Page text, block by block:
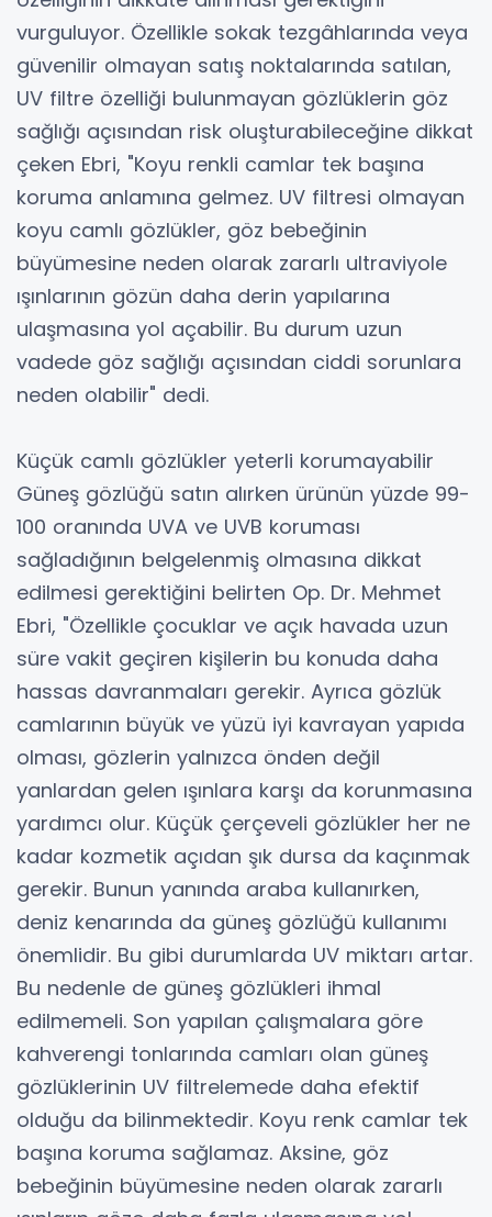
vurguluyor. Özellikle sokak tezgâhlarında veya
güvenilir olmayan satış noktalarında satılan,
UV filtre özelliği bulunmayan gözlüklerin göz
sağlığı açısından risk oluşturabileceğine dikkat
çeken Ebri, "Koyu renkli camlar tek başına
koruma anlamına gelmez. UV filtresi olmayan
koyu camlı gözlükler, göz bebeğinin
büyümesine neden olarak zararlı ultraviyole
ışınlarının gözün daha derin yapılarına
ulaşmasına yol açabilir. Bu durum uzun
vadede göz sağlığı açısından ciddi sorunlara
neden olabilir" dedi.
Küçük camlı gözlükler yeterli korumayabilir
Güneş gözlüğü satın alırken ürünün yüzde 99-
100 oranında UVA ve UVB koruması
sağladığının belgelenmiş olmasına dikkat
edilmesi gerektiğini belirten Op. Dr. Mehmet
Ebri, "Özellikle çocuklar ve açık havada uzun
süre vakit geçiren kişilerin bu konuda daha
hassas davranmaları gerekir. Ayrıca gözlük
camlarının büyük ve yüzü iyi kavrayan yapıda
olması, gözlerin yalnızca önden değil
yanlardan gelen ışınlara karşı da korunmasına
yardımcı olur. Küçük çerçeveli gözlükler her ne
kadar kozmetik açıdan şık dursa da kaçınmak
gerekir. Bunun yanında araba kullanırken,
deniz kenarında da güneş gözlüğü kullanımı
önemlidir. Bu gibi durumlarda UV miktarı artar.
Bu nedenle de güneş gözlükleri ihmal
edilmemeli. Son yapılan çalışmalara göre
kahverengi tonlarında camları olan güneş
gözlüklerinin UV filtrelemede daha efektif
olduğu da bilinmektedir. Koyu renk camlar tek
başına koruma sağlamaz. Aksine, göz
bebeğinin büyümesine neden olarak zararlı